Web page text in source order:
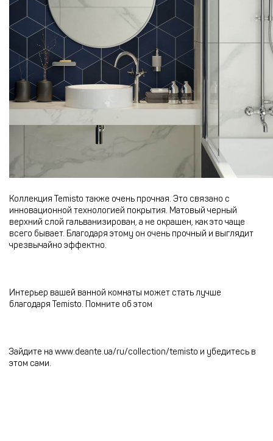
Коллекция Temisto также очень прочная. Это связано с
инновационной технологией покрытия. Матовый черный
верхний слой гальванизирован, а не окрашен, как это чаще
всего бывает. Благодаря этому он очень прочный и выглядит
чрезвычайно эффектно.
Интерьер вашей ванной комнаты может стать лучше
благодаря Temisto. Помните об этом
Зайдите на www.deante.ua/ru/collection/temisto и убедитесь в
этом сами.